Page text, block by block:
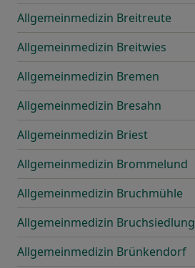
Allgemeinmedizin Breitreute
Allgemeinmedizin Breitwies
Allgemeinmedizin Bremen
Allgemeinmedizin Bresahn
Allgemeinmedizin Briest
Allgemeinmedizin Brommelund
Allgemeinmedizin Bruchmühle
Allgemeinmedizin Bruchsiedlung
Allgemeinmedizin Brünkendorf